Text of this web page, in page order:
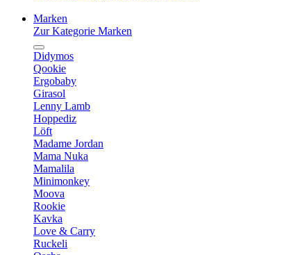
Marken
Zur Kategorie Marken
Didymos
Qookie
Ergobaby
Girasol
Lenny Lamb
Hoppediz
Löft
Madame Jordan
Mama Nuka
Mamalila
Minimonkey
Moova
Rookie
Kavka
Love & Carry
Ruckeli